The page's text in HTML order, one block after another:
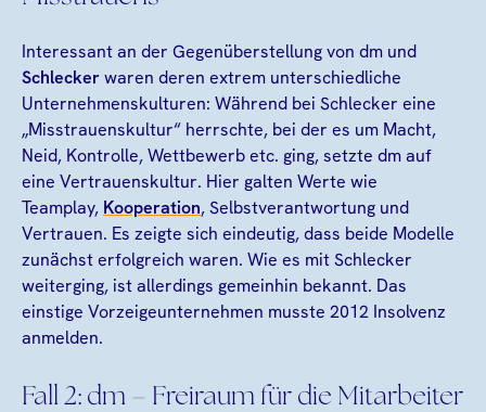
Interessant an der Gegenüberstellung von dm und
Schleckerwaren deren extrem unterschiedliche
Unternehmenskulturen: Während bei Schlecker eine
„Misstrauenskultur“ herrschte, bei der es um Macht,
Neid, Kontrolle, Wettbewerb etc. ging, setzte dm auf
eine Vertrauenskultur. Hier galten Werte wie
Teamplay, Kooperation, Selbstverantwortung und
Vertrauen. Es zeigte sich eindeutig, dass beide Modelle
zunächst erfolgreich waren. Wie es mit Schlecker
weiterging, ist allerdings gemeinhin bekannt. Das
einstige Vorzeigeunternehmen musste 2012 Insolvenz
anmelden.
Fall 2: dm – Freiraum für die Mitarbeiter